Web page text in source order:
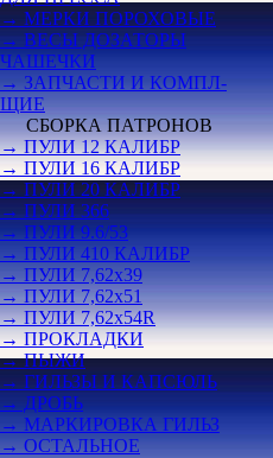
→ МЕРКИ ПОРОХОВЫЕ
→ ВЕСЫ ДОЗАТОРЫ
ЧАШЕЧКИ
→ ЗАПЧАСТИ И КОМПЛ-
ЩИЕ
СБОРКА ПАТРОНОВ
→ ПУЛИ 12 КАЛИБР
→ ПУЛИ 16 КАЛИБР
→ ПУЛИ 20 КАЛИБР
→ ПУЛИ 366
→ ПУЛИ 9.6/53
→ ПУЛИ 410 КАЛИБР
→ ПУЛИ 7,62х39
→ ПУЛИ 7,62х51
→ ПУЛИ 7,62х54R
→ ПРОКЛАДКИ
→ ПЫЖИ
→ ГИЛЬЗЫ И КАПСЮЛЬ
→ ДРОБЬ
→ МАРКИРОВКА ГИЛЬЗ
→ ОСТАЛЬНОЕ